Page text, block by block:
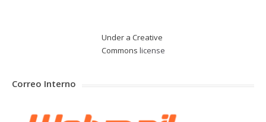
Under a Creative
Commons license
Correo Interno